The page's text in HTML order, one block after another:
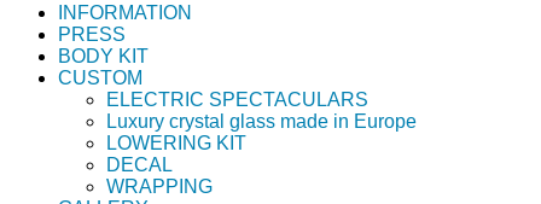
INFORMATION
PRESS
BODY KIT
CUSTOM
ELECTRIC SPECTACULARS
Luxury crystal glass made in Europe
LOWERING KIT
DECAL
WRAPPING